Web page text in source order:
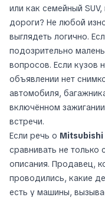
или как семейный
дороги? Не любой
выглядеть логично.
подозрительно
вопросов. Если кузов
объявлении нет
автомобиля,
включённом
встречи.
Если речь о
сравнивать не только
описания. Продавец,
проводились, какие
есть у машины,